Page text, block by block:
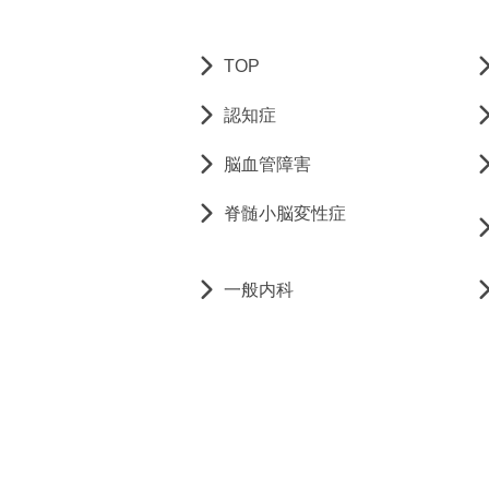
TOP
認知症
脳血管障害
脊髄小脳変性症
一般内科